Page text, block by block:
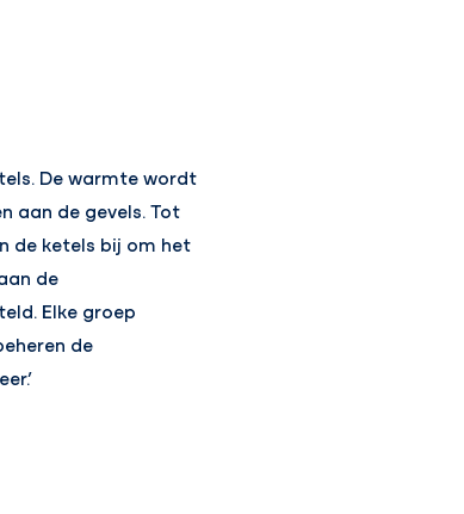
De warmte wordt
aan de gevels. Tot
de ketels bij om het
de
Elke groep
de